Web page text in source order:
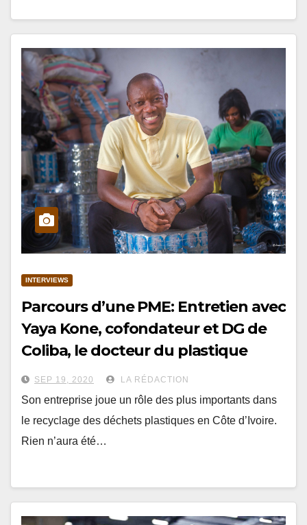
INTERVIEWS
Parcours d’une PME: Entretien avec
Yaya Kone, cofondateur et DG de
Coliba, le docteur du plastique
recyclé
SEP 19, 2020 LA RÉDACTION
Son entreprise joue un rôle des plus importants dans
le recyclage des déchets plastiques en Côte d’Ivoire.
Rien n’aura été…